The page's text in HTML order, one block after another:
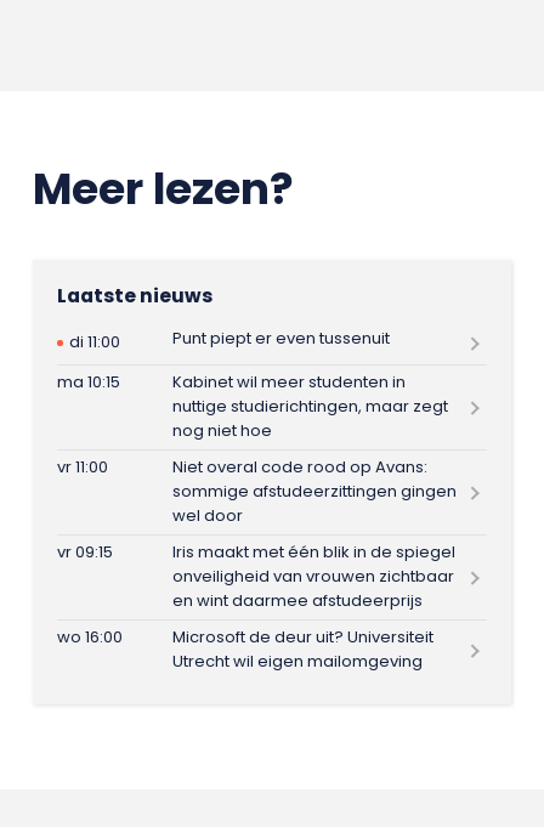
Meer lezen?
Laatste nieuws
di 11:00
Punt piept er even tussenuit
ma 10:15
Kabinet wil meer studenten in
nuttige studierichtingen, maar zegt
nog niet hoe
vr 11:00
Niet overal code rood op Avans:
sommige afstudeerzittingen gingen
wel door
vr 09:15
Iris maakt met één blik in de spiegel
onveiligheid van vrouwen zichtbaar
en wint daarmee afstudeerprijs
wo 16:00
Microsoft de deur uit? Universiteit
Utrecht wil eigen mailomgeving